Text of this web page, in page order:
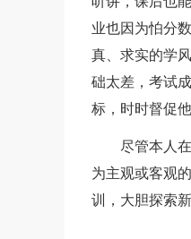
业也因为怕分
真、求实的学
础太差，考试
标，时时督促
尽管本人在
为主观或客观
训，大胆探索